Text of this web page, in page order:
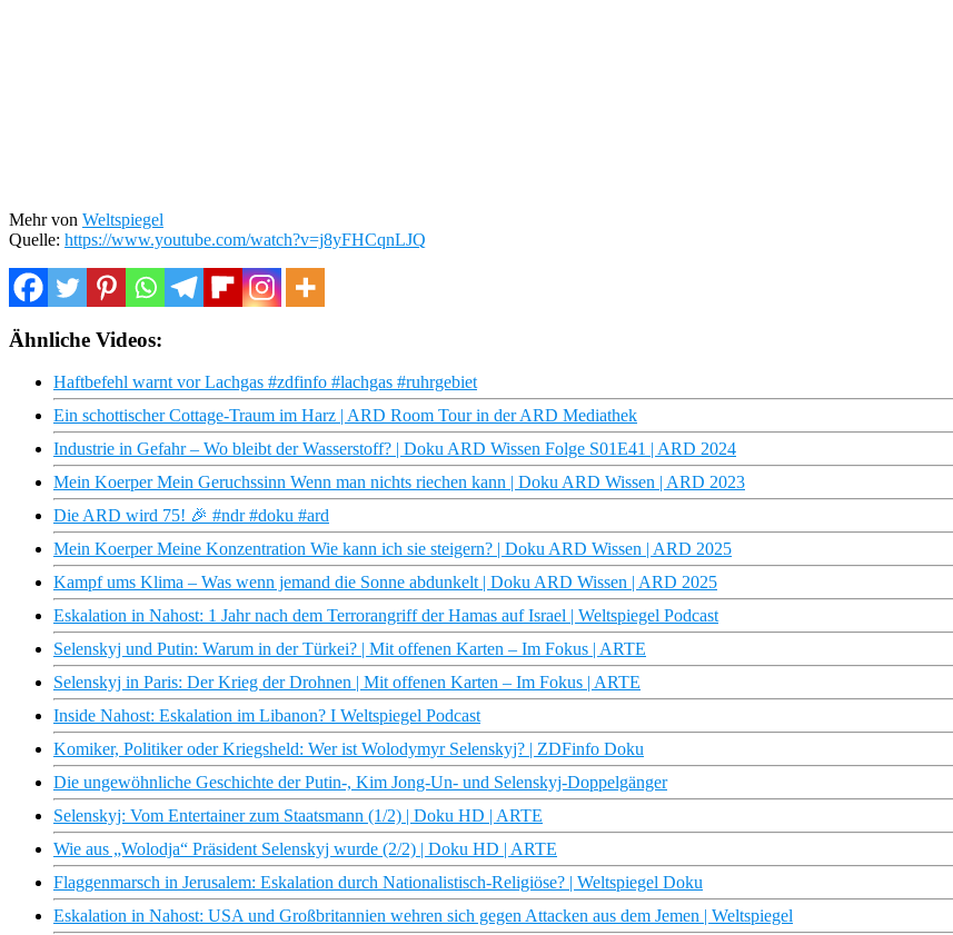
Mehr von Weltspiegel
Quelle: https://www.youtube.com/watch?v=j8yFHCqnLJQ
Ähnliche Videos:
Haftbefehl warnt vor Lachgas #zdfinfo #lachgas #ruhrgebiet
Ein schottischer Cottage-Traum im Harz | ARD Room Tour in der ARD Mediathek
Industrie in Gefahr – Wo bleibt der Wasserstoff? | Doku ARD Wissen Folge S01E41 | ARD 2024
Mein Koerper Mein Geruchssinn Wenn man nichts riechen kann | Doku ARD Wissen | ARD 2023
Die ARD wird 75! 🎉 #ndr #doku #ard
Mein Koerper Meine Konzentration Wie kann ich sie steigern? | Doku ARD Wissen | ARD 2025
Kampf ums Klima – Was wenn jemand die Sonne abdunkelt | Doku ARD Wissen | ARD 2025
Eskalation in Nahost: 1 Jahr nach dem Terrorangriff der Hamas auf Israel | Weltspiegel Podcast
Selenskyj und Putin: Warum in der Türkei? | Mit offenen Karten – Im Fokus | ARTE
Selenskyj in Paris: Der Krieg der Drohnen | Mit offenen Karten – Im Fokus | ARTE
Inside Nahost: Eskalation im Libanon? I Weltspiegel Podcast
Komiker, Politiker oder Kriegsheld: Wer ist Wolodymyr Selenskyj? | ZDFinfo Doku
Die ungewöhnliche Geschichte der Putin-, Kim Jong-Un- und Selenskyj-Doppelgänger
Selenskyj: Vom Entertainer zum Staatsmann (1/2) | Doku HD | ARTE
Wie aus „Wolodja“ Präsident Selenskyj wurde (2/2) | Doku HD | ARTE
Flaggenmarsch in Jerusalem: Eskalation durch Nationalistisch-Religiöse? | Weltspiegel Doku
Eskalation in Nahost: USA und Großbritannien wehren sich gegen Attacken aus dem Jemen | Weltspiegel